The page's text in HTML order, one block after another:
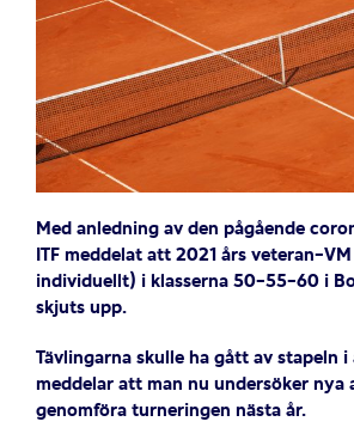
Med anledning av den pågående
ITF meddelat att 2021 års veteran-
individuellt) i klasserna 50-55-60 i
skjuts upp.
Tävlingarna skulle ha gått av stapeln
meddelar att man nu undersöker
genomföra turneringen nästa år.